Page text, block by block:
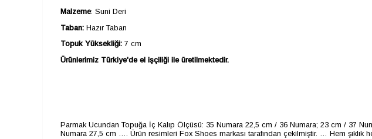
Malzeme: Suni Deri
Taban: Hazır Taban
Topuk Yüksekliği: 7 cm
Ürünlerimiz Türkiye'de el işçiliği ile üretilmektedir.
Parmak Ucundan Topuğa İç Kalıp Ölçüsü: 35 Numara 22,5 cm / 36 Numara; 23 cm / 37
Numara 27,5 cm …. Ürün resimleri Fox Shoes markası tarafından çekilmiştir. … Hem şıklık